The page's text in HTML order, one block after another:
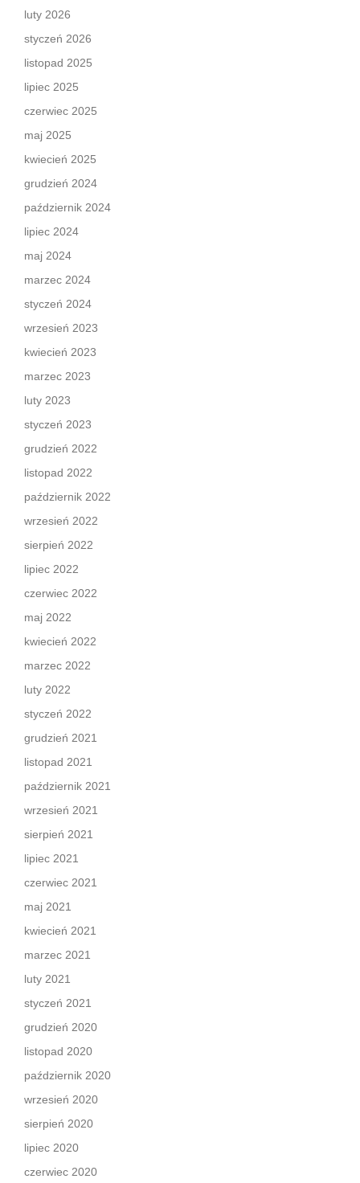
luty 2026
styczeń 2026
listopad 2025
lipiec 2025
czerwiec 2025
maj 2025
kwiecień 2025
grudzień 2024
październik 2024
lipiec 2024
maj 2024
marzec 2024
styczeń 2024
wrzesień 2023
kwiecień 2023
marzec 2023
luty 2023
styczeń 2023
grudzień 2022
listopad 2022
październik 2022
wrzesień 2022
sierpień 2022
lipiec 2022
czerwiec 2022
maj 2022
kwiecień 2022
marzec 2022
luty 2022
styczeń 2022
grudzień 2021
listopad 2021
październik 2021
wrzesień 2021
sierpień 2021
lipiec 2021
czerwiec 2021
maj 2021
kwiecień 2021
marzec 2021
luty 2021
styczeń 2021
grudzień 2020
listopad 2020
październik 2020
wrzesień 2020
sierpień 2020
lipiec 2020
czerwiec 2020